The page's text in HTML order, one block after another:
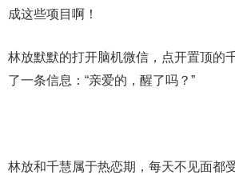
成这些项目啊！
林放默默的打开脑机微信，点开置顶的
了一条信息：“亲爱的，醒了吗？”
林放和千慧属于热恋期，每天不见面都